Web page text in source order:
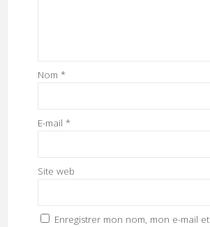
Nom *
E-mail *
Site web
Enregistrer mon nom, mon e-mail